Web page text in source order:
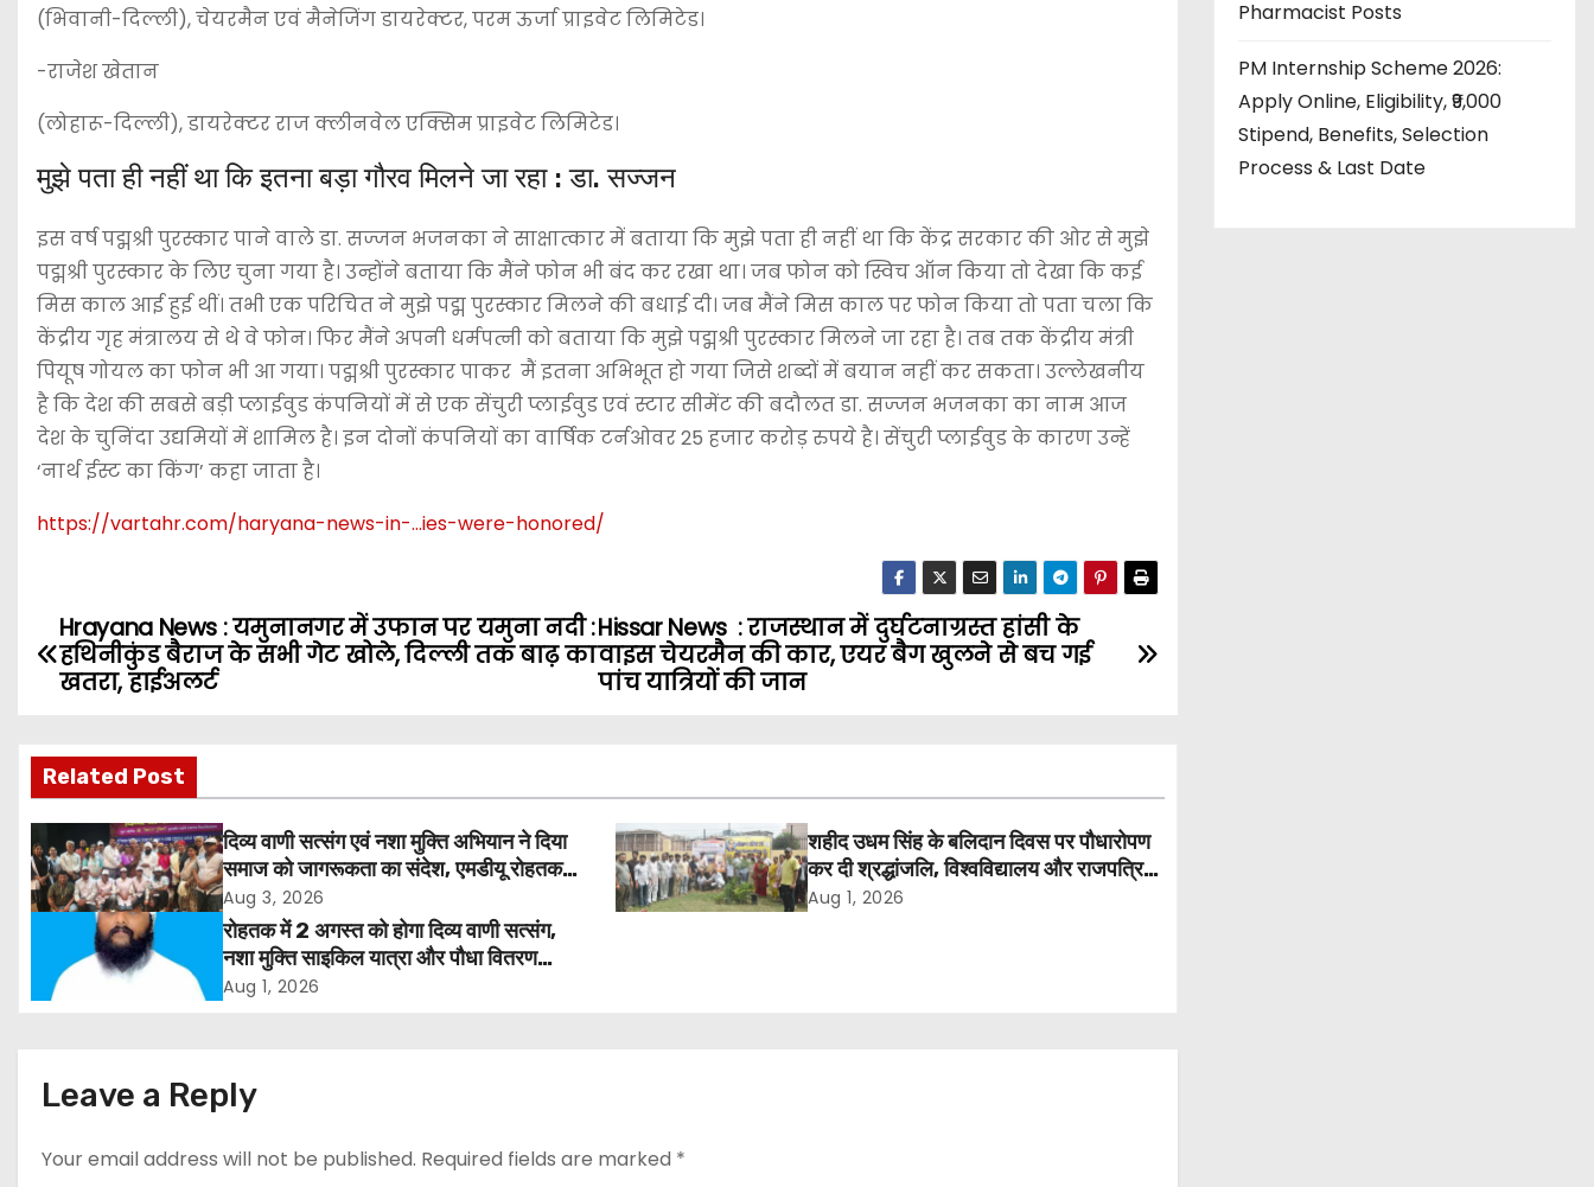
(भिवानी-दिल्ली), चेयरमैन एवं मैनेजिंग डायरेक्टर, परम ऊर्जा प्राइवेट लिमिटेड।
-राजेश खेतान
(लोहारू-दिल्ली), डायरेक्टर राज क्लीनवेल एक्सिम प्राइवेट लिमिटेड।
मुझे पता ही नहीं था कि इतना बड़ा गौरव मिलने जा रहा : डा. सज्जन
इस वर्ष पद्मश्री पुरस्कार पाने वाले डा. सज्जन भजनका ने साक्षात्कार में बताया कि मुझे पता ही नहीं था कि केंद्र सरकार की ओर से मुझे
पद्मश्री पुरस्कार के लिए चुना गया है‌। उन्होंने बताया कि मैंने फोन भी बंद कर रखा था। जब फोन को स्विच ऑन किया तो देखा कि कई
मिस काल आई हुई थीं। तभी एक परिचित ने मुझे पद्म पुरस्कार मिलने की बधाई दी। जब मैंने मिस काल पर फोन किया तो पता चला कि
केंद्रीय गृह मंत्रालय से थे वे फोन। फिर मैंने अपनी धर्मपत्नी को बताया कि मुझे पद्मश्री पुरस्कार मिलने जा रहा है। तब तक केंद्रीय मंत्री
पियूष गोयल का फोन भी आ गया। पद्मश्री पुरस्कार पाकर मैं इतना अभिभूत हो गया जिसे शब्दों में बयान नहीं कर सकता। उल्लेखनीय
है कि देश की सबसे बड़ी प्लाईवुड कंपनियों में से एक सेंचुरी प्लाईवुड एवं स्टार सीमेंट की बदौलत डा. सज्जन भजनका का नाम आज
देश के चुनिंदा उद्यमियों में शामिल है। इन दोनों कंपनियों का वार्षिक टर्नओवर 25 हजार करोड़ रुपये है। सेंचुरी प्लाईवुड के कारण उन्हें
‘नार्थ ईस्ट का किंग’ कहा जाता है।
https://vartahr.com/haryana-news-in-…ies-were-honored/
P
t
n
a
a
Hissar News : राजस्थान में दुर्घटनाग्रस्त हांसी के
वाइस चेयरमैन की कार, एयर बैग खुलने से बच गई
पांच यात्रियों की जान
Hrayana News : यमुनानगर में उफान पर यमुना नदी :
हथिनीकुंड बैराज के सभी गेट खोले, दिल्ली तक बाढ़ का
खतरा, हाईअलर्ट
Related Post
दिव्य वाणी सत्संग एवं नशा मुक्ति अभियान ने दिया
समाज को जागरूकता का संदेश, एमडीयू रोहतक में
हजारों लोगों ने लिया संकल्प
Aug 3, 2026
शहीद उधम सिंह के बलिदान दिवस पर पौधारोपण
कर दी श्रद्धांजलि, विश्वविद्यालय और राजपत्रित
अवकाश बहाल करने की उठी मांग
Aug 1, 2026
रोहतक में 2 अगस्त को होगा दिव्य वाणी सत्संग,
नशा मुक्ति साइकिल यात्रा और पौधा वितरण
कार्यक्रम
Aug 1, 2026
Leave a Reply
Your email address will not be published. Required fields are marked *
Pharmacist Posts
PM Internship Scheme 2026:
Apply Online, Eligibility, ₹9,000
Stipend, Benefits, Selection
Process & Last Date